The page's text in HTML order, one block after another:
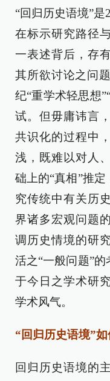
“回归历史语境”
在标示研究路径
一表述背后，存
其所欲讨论之问
纪“重学术轻思想
试。但毋庸讳言
共识化的过程中
浅，既难以对人
础上的“真相”推
究传统中有关历
界诸多宏观问题
调历史情境的研
活之“一般问题”
于今日之学术研
学术风气。
“回归历史语境”
回归历史语境的